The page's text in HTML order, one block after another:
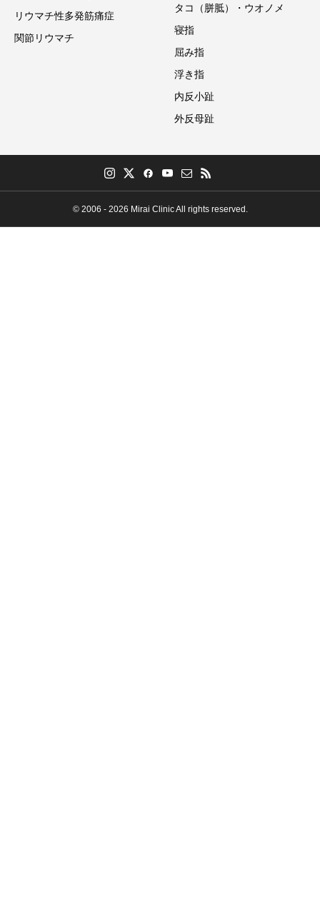
リウマチ性多発筋痛症
関節リウマチ
タコ（胼胝）・ウオノメ
寝指
屈み指
浮き指
内反小趾
外反母趾
© 2006 - 2026 Mirai Clinic All rights reserved.